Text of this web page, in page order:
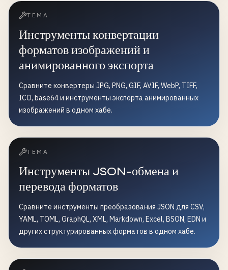
ТЕМА
Инструменты конвертации
форматов изображений и
анимированного экспорта
Сравните конвертеры JPG, PNG, GIF, AVIF, WebP, TIFF,
ICO, base64 и инструменты экспорта анимированных
изображений в одном хабе.
ТЕМА
Инструменты JSON-обмена и
перевода форматов
Сравните инструменты преобразования JSON для CSV,
YAML, TOML, GraphQL, XML, Markdown, Excel, BSON, EDN и
других структурированных форматов в одном хабе.